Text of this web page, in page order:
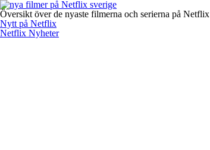
Översikt över de nyaste filmerna och serierna på Netflix
Nytt på Netflix
Netflix Nyheter